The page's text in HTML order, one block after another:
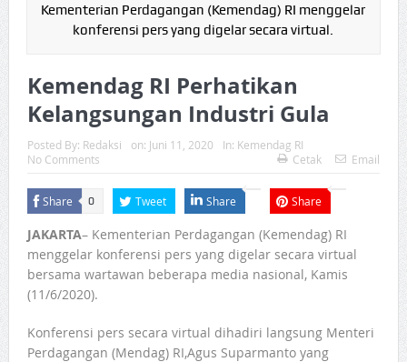
Kementerian Perdagangan (Kemendag) RI menggelar
konferensi pers yang digelar secara virtual.
Kemendag RI Perhatikan
Kelangsungan Industri Gula
Posted By: Redaksi on: Juni 11, 2020 In: Kemendag RI
No Comments
Cetak Email
Share 0 Tweet Share Share
JAKARTA– Kementerian Perdagangan (Kemendag) RI
menggelar konferensi pers yang digelar secara virtual
bersama wartawan beberapa media nasional, Kamis
(11/6/2020).
Konferensi pers secara virtual dihadiri langsung Menteri
Perdagangan (Mendag) RI,Agus Suparmanto yang